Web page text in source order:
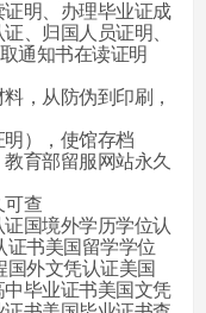
明、办理毕业证成
、归国人员证明、
通知书在读证明
，从防伪到印刷，
），使馆存档
育部留服网站永久
可查
国境外学历学位认
证书美国留学学位
国外文凭认证美国
毕业证书美国文凭